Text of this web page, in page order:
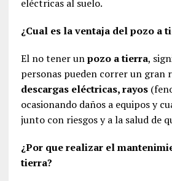
eléctricas al suelo.
¿Cual es la ventaja del pozo a
El no tener unpozo a tierra,
personas pueden correr un gran
descargas eléctricas, rayos
ocasionando daños a equipos y
junto con riesgos y a la salud de
¿Por que realizar el
tierra?